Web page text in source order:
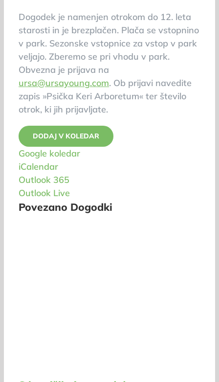
Dogodek je namenjen otrokom do 12. leta
starosti in je brezplačen. Plača se vstopnino
v park. Sezonske vstopnice za vstop v park
veljajo. Zberemo se pri vhodu v park.
Obvezna je prijava na
ursa@ursayoung.com. Ob prijavi navedite
zapis »Psička Keri Arboretum« ter število
otrok, ki jih prijavljate.
DODAJ V KOLEDAR
Google koledar
iCalendar
Outlook 365
Outlook Live
Povezano Dogodki